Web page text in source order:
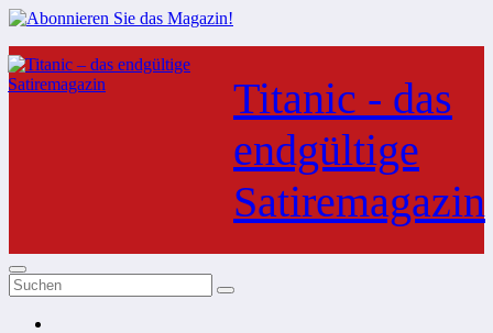
Zum
Inhalt
springen
Titanic - das
endgültige
Satiremagazin